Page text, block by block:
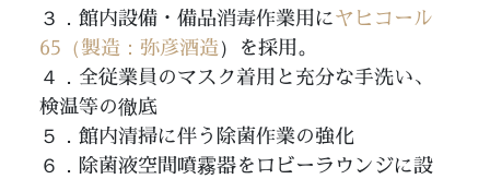
３．館内設備・備品消毒作業用にヤヒコール
65（製造：弥彦酒造）を採用。
４．全従業員のマスク着用と充分な手洗い、
検温等の徹底
５．館内清掃に伴う除菌作業の強化
６．除菌液空間噴霧器をロビーラウンジに設